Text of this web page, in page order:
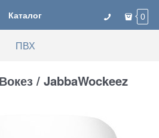
Каталог 0
ПВХ
/ JabbaWockeez